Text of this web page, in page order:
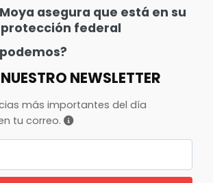
asegura que está en su
protección federal
NEWSLETTER
más importantes del día
tu correo.